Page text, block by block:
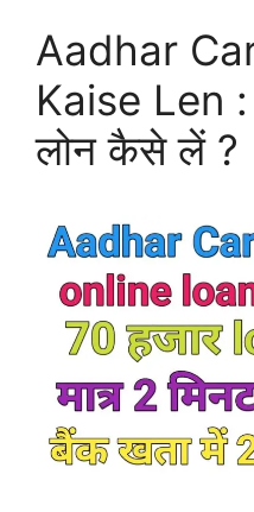
Aadhar
Kaise Len :
लोन कैसे लें ?